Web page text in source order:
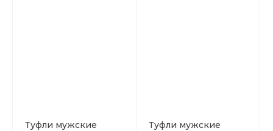
Туфли мужские Туфли мужские